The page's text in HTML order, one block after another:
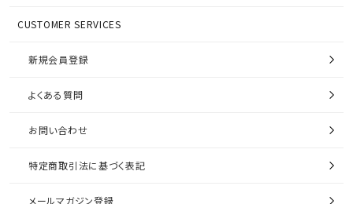
CUSTOMER SERVICES
新規会員登録
よくある質問
お問い合わせ
特定商取引法に基づく表記
メールマガジン登録